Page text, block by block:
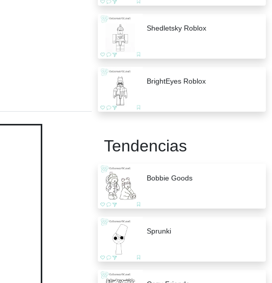
Shedletsky Roblox
BrightEyes Roblox
Tendencias
Bobbie Goods
Sprunki